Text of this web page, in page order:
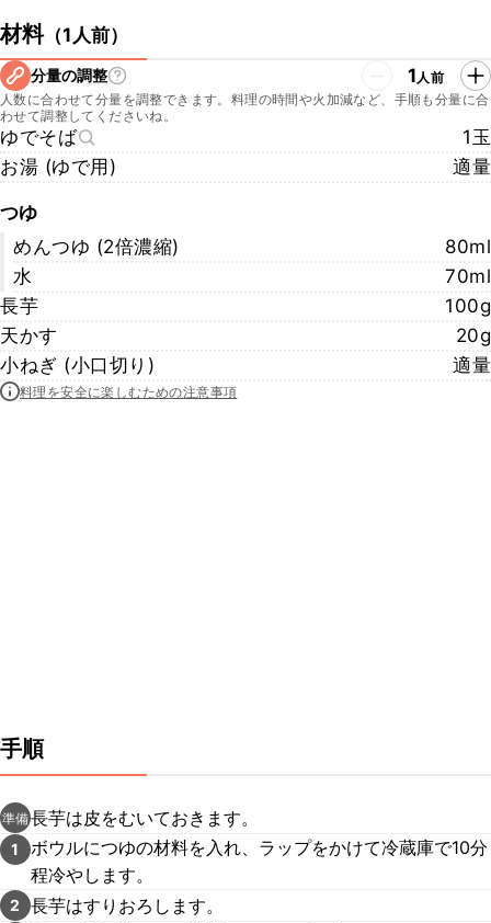
材料（1人前）
分量の調整 1人前
人数に合わせて分量を調整できます。料理の時間や火加減など、手順も分量に合
わせて調整してくださいね。
ゆでそば
1玉
お湯 (ゆで用)
適量
つゆ
めんつゆ (2倍濃縮)
80ml
水
70ml
長芋
100g
天かす
20g
小ねぎ (小口切り)
適量
料理を安全に楽しむための注意事項
手順
準備長芋は皮をむいておきます。
1
ボウルにつゆの材料を入れ、ラップをかけて冷蔵庫で10分
程冷やします。
2 長芋はすりおろします。